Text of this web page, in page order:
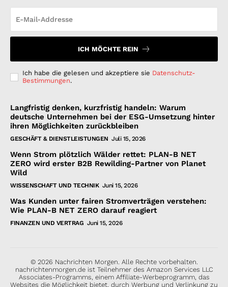
ICH MÖCHTE REIN
Ich habe die gelesen und akzeptiere sie Datenschutz-
Bestimmungen.
Langfristig denken, kurzfristig handeln: Warum
deutsche Unternehmen bei der ESG-Umsetzung hinter
ihren Möglichkeiten zurückbleiben
GESCHÄFT & DIENSTLEISTUNGEN Juli 15, 2026
Wenn Strom plötzlich Wälder rettet: PLAN-B NET
ZERO wird erster B2B Rewilding-Partner von Planet
Wild
WISSENSCHAFT UND TECHNIK Juni 15, 2026
Was Kunden unter fairen Stromverträgen verstehen:
Wie PLAN-B NET ZERO darauf reagiert
FINANZEN UND VERTRAG Juni 15, 2026
© 2026 Nachrichten Morgen. Alle Rechte vorbehalten.
nachrichtenmorgen.de ist Teilnehmer des Amazon Services LLC
Associates-Programms, einem Affiliate-Werbeprogramm, das
Websites die Möglichkeit bietet, durch Werbung und Verlinkung zu